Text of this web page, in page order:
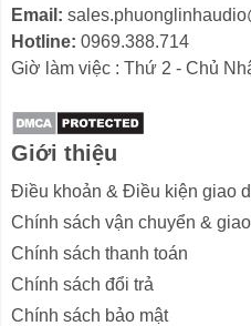
Email:
Hotline: 0969.388.714
Giờ làm việc : Thứ 2 - Chủ
Giới thiệu
Điều khoản & Điều kiện giao
Chính sách vận chuyển &
Chính sách thanh toán
Chính sách đổi trả
Chính sách bảo mật